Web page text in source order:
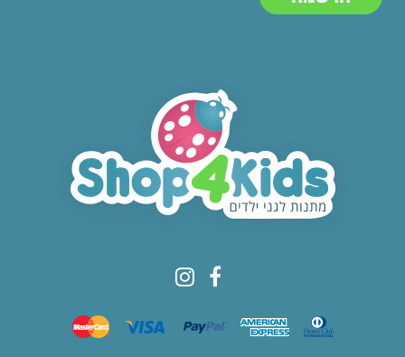
© All rights reserved to Shop4kids